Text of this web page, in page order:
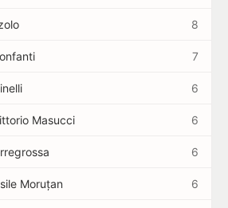
8
7
6
Masucci 6
6
Moruțan 6